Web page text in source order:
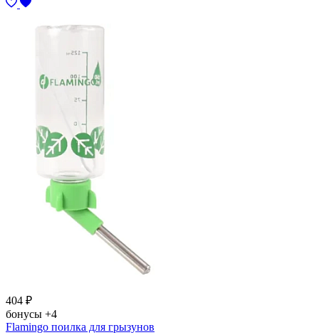
404 ₽
бонусы +4
Flamingo поилка для грызунов